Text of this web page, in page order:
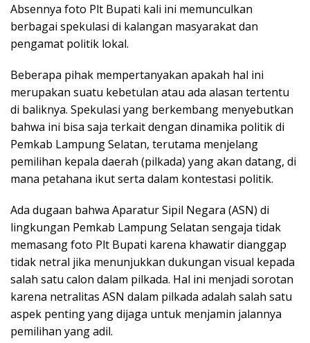
Absennya foto Plt Bupati kali ini memunculkan
berbagai spekulasi di kalangan masyarakat dan
pengamat politik lokal.
Beberapa pihak mempertanyakan apakah hal ini
merupakan suatu kebetulan atau ada alasan tertentu
di baliknya. Spekulasi yang berkembang menyebutkan
bahwa ini bisa saja terkait dengan dinamika politik di
Pemkab Lampung Selatan, terutama menjelang
pemilihan kepala daerah (pilkada) yang akan datang, di
mana petahana ikut serta dalam kontestasi politik.
Ada dugaan bahwa Aparatur Sipil Negara (ASN) di
lingkungan Pemkab Lampung Selatan sengaja tidak
memasang foto Plt Bupati karena khawatir dianggap
tidak netral jika menunjukkan dukungan visual kepada
salah satu calon dalam pilkada. Hal ini menjadi sorotan
karena netralitas ASN dalam pilkada adalah salah satu
aspek penting yang dijaga untuk menjamin jalannya
pemilihan yang adil.